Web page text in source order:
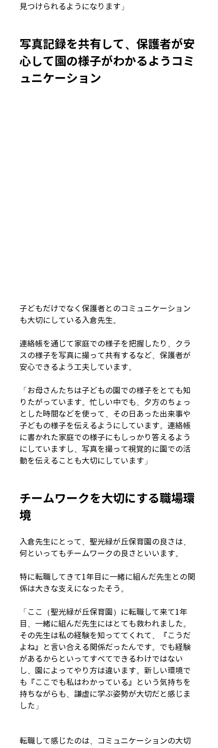
見つけられるようになります」
写真記録を共有して、保護者が安
心して園の様子がわかるようコミ
ュニケーション
子どもだけでなく保護者とのコミュニケーション
も大切にしている入倉先生。
連絡帳を通じて家庭での様子を把握したり、クラ
スの様子を写真に撮って共有するなど、保護者が
安心できるよう工夫しています。
「お母さんたちは子どもの園での様子をとても知
りたがっています。忙しい中でも、夕方のちょっ
とした時間などを使って、その日あった出来事や
子どもの様子を伝えるようにしています。連絡帳
に書かれた家庭での様子にもしっかり答えるよう
にしていますし、写真を撮って視覚的に園での活
動を伝えることも大切にしています」
チームワークを大切にする職場環
境
入倉先生にとって、聖光緑が丘保育園の良さは、
何といってもチームワークの良さといいます。
特に転職してきて1年目に一緒に組んだ先生との関
係は大きな支えになったそう。
「ここ（聖光緑が丘保育園）に転職して来て1年
目、一緒に組んだ先生にはとても救われました。
その先生は私の経験を知っててくれて、『こうだ
よね』と言い合える関係だったんです。でも経験
があるからといってすべてできるわけではない
し、園によってやり方は違います。新しい環境で
も『ここでも私はわかっている』という気持ちを
持ちながらも、謙虚に学ぶ姿勢が大切だと感じま
した」
転職して感じたのは、コミュニケーションの大切